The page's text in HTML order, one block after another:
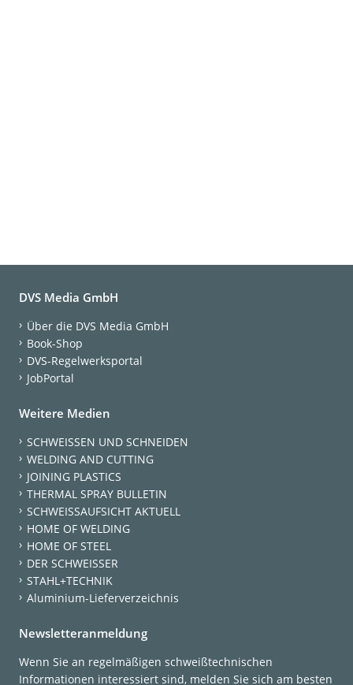
DVS Media GmbH
Über die DVS Media GmbH
Book-Shop
DVS-Regelwerksportal
JobPortal
Weitere Medien
SCHWEISSEN UND SCHNEIDEN
WELDING AND CUTTING
JOINING PLASTICS
THERMAL SPRAY BULLETIN
SCHWEISSAUFSICHT AKTUELL
HOME OF WELDING
HOME OF STEEL
DER SCHWEISSER
STAHL+TECHNIK
Aluminium-Lieferverzeichnis
Newsletteranmeldung
Wenn Sie an regelmäßigen schweißtechnischen
Informationen interessiert sind, melden Sie sich am besten